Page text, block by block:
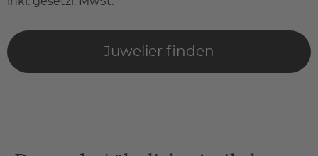
Juwelier finden